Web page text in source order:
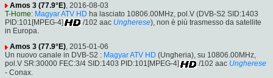
Amos 3 (77.9°E), 2016-08-03
T-Home: Magyar ATV HD ha lasciato 10806.00MHz, pol.V (DVB-S2 SID:1403
PID:101[MPEG-4]
/102 aac Ungherese), non è più trasmesso da satellite
in Europa.
Amos 3 (77.9°E), 2015-01-06
Un nuovo canale in DVB-S2 : Magyar ATV HD (Ungheria), su 10806.00MHz,
pol.V SR:30000 FEC:3/4 SID:1403 PID:101[MPEG-4]
/102 aac Ungherese
- Conax.